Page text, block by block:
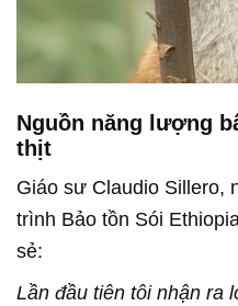
Nguồn năng lượng
thịt
Giáo sư Claudio Sillero,
trình Bảo tồn Sói
sẻ:
Lần đầu tiên tôi nhận ra